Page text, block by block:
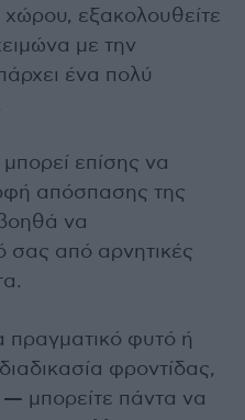
εξακολουθείτε
με την
ένα πολύ
επίσης να
απόσπασης της
να
σας από αρνητικές
πραγματικό φυτό ή
φροντίδας,
μπορείτε πάντα να